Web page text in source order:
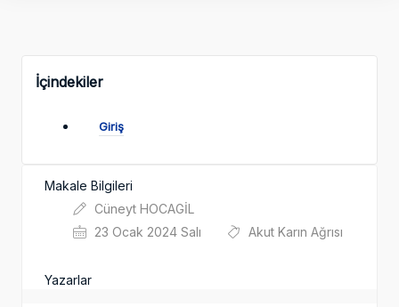
İçindekiler
Giriş
Makale Bilgileri
Cüneyt HOCAGİL
23 Ocak 2024 Salı
Akut Karın Ağrısı
Yazarlar